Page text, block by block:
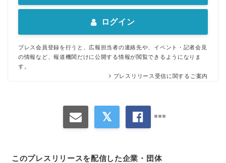
ログイン
プレス会員登録を行うと、広報担当者の連絡先や、イベント・記者会見
の情報など、報道機関だけに公開する情報が閲覧できるようになりま
す。
プレスリリース受信に関するご案内
このプレスリリースを配信した企業・団体